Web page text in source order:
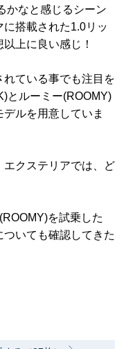
かなと感じるシーン
搭載された1.0リッ
上に良い感じ！
ている事でも注目を
とルーミー(ROOMY)
ルを用意していま
エクステリアでは、ど
を試乗した
いても確認してきた